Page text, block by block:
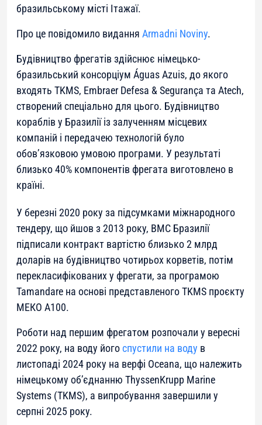
бразильському місті Ітажаї.
Про це повідомило видання Armadni Noviny.
Будівництво фрегатів здійснює німецько-
бразильський консорціум Águas Azuis, до якого
входять TKMS, Embraer Defesa & Segurança та Atech,
створений спеціально для цього. Будівництво
кораблів у Бразилії із залученням місцевих
компаній і передачею технологій було
обов’язковою умовою програми. У результаті
близько 40% компонентів фрегата виготовлено в
країні.
У березні 2020 року за підсумками міжнародного
тендеру, що йшов з 2013 року, ВМС Бразилії
підписали контракт вартістю близько 2 млрд
доларів на будівництво чотирьох корветів, потім
перекласифікованих у фрегати, за програмою
Tamandare на основі представленого TKMS проєкту
МЕКО А100.
Роботи над першим фрегатом розпочали у вересні
2022 року, на воду йогоспустили на воду в
листопаді 2024 року на верфі Oceana, що належить
німецькому об’єднанню ThyssenKrupp Marine
Systems (TKMS), а випробування завершили у
серпні 2025 року.